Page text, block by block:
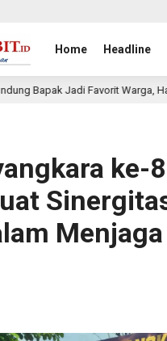
Home Headline
Hadirkan Aneka Varian Es
ke-